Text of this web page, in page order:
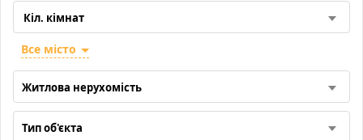
Все місто
Житлова нерухомість
Тип об'єкта